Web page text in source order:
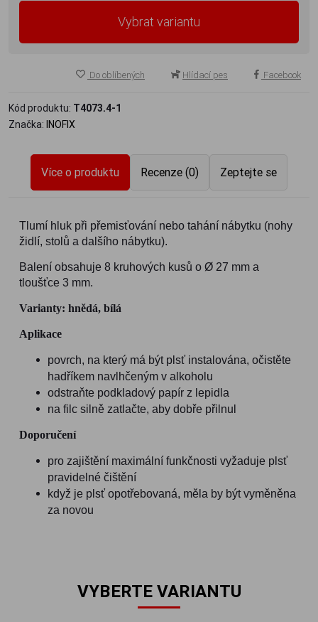
Vybrat variantu
Do oblíbených Hlídací pes Facebook
Kód produktu: T4073.4-1
Značka: INOFIX
Více o produktu Recenze (0) Zeptejte se
Tlumí hluk při přemisťování nebo tahání nábytku (nohy
židlí, stolů a dalšího nábytku).
Balení obsahuje 8 kruhových kusů o Ø 27 mm a
tloušťce 3 mm.
Varianty: hnědá, bílá
Aplikace
povrch, na který má být plsť instalována, očistěte
hadříkem navlhčeným v alkoholu
odstraňte podkladový papír z lepidla
na filc silně zatlačte, aby dobře přilnul
Doporučení
pro zajištění maximální funkčnosti vyžaduje plsť
pravidelné čištění
když je plsť opotřebovaná, měla by být vyměněna
za novou
VYBERTE VARIANTU